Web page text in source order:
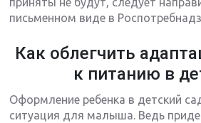
письменном виде в
Как облегчить
к питанию в
Оформление ребенка в детский
ситуация для малыша. Ведь